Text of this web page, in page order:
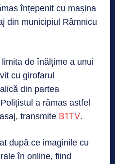
înțepenit cu mașina
din municipiul Râmnicu
de înălţime a unui
cu girofarul
din partea
a rămas astfel
transmite B1TV.
după ce imaginile cu
în online, fiind